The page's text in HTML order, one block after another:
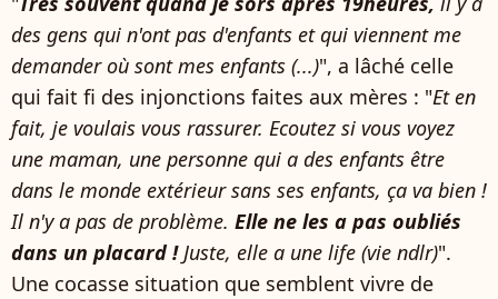
des gens qui n'ont pas d'enfants et qui viennent me
demander où sont mes enfants (...)", a lâché celle
qui fait fi des injonctions faites aux mères : "Et en
fait, je voulais vous rassurer. Ecoutez si vous voyez
une maman, une personne qui a des enfants être
dans le monde extérieur sans ses enfants, ça va bien !
Il n'y a pas de problème. Elle ne les a pas oubliés
dans un placard !Juste, elle a une life (vie ndlr)".
Une cocasse situation que semblent vivre de